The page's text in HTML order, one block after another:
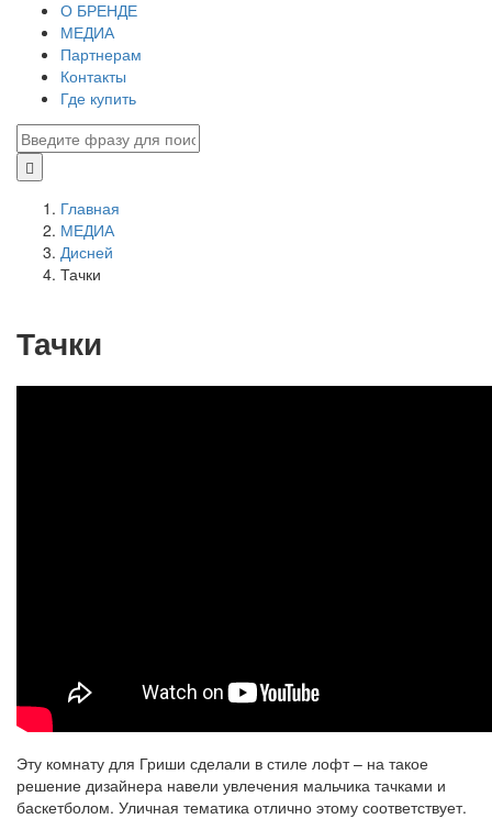
О БРЕНДЕ
МЕДИА
Партнерам
Контакты
Где купить
Главная
МЕДИА
Дисней
Тачки
Тачки
Эту комнату для Гриши сделали в стиле лофт – на такое
решение дизайнера навели увлечения мальчика тачками и
баскетболом. Уличная тематика отлично этому соответствует.